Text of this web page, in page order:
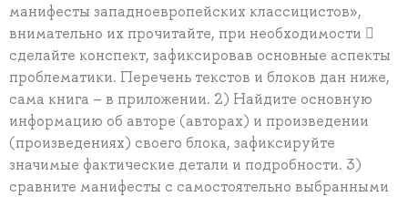
манифесты западноевропейских классицистов»,
внимательно их прочитайте, при необходимости 
сделайте конспект, зафиксировав основные аспекты
проблематики. Перечень текстов и блоков дан ниже,
сама книга – в приложении. 2) Найдите основную
информацию об авторе (авторах) и произведении
(произведениях) своего блока, зафиксируйте
значимые фактические детали и подробности. 3)
сравните манифесты с самостоятельно выбранными